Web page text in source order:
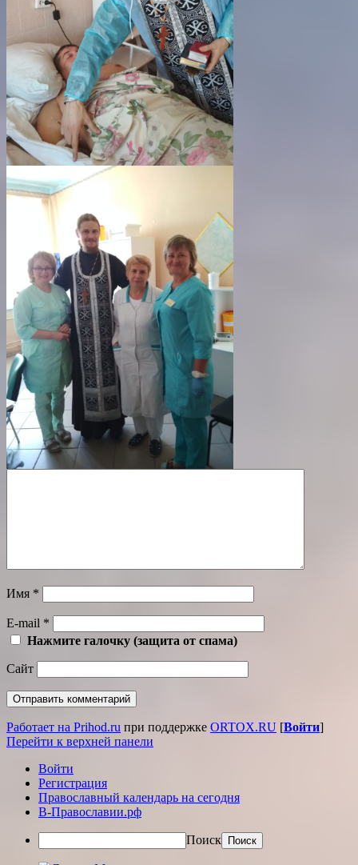
Имя *
E-mail *
Нажмите галочку (защита от спама)
Сайт
Работает на Prihod.ru при поддержке ORTOX.RU [Войти]
Перейти к верхней панели
Войти
Регистрация
Православный календарь на сегодня
В-Православии.рф
Поиск